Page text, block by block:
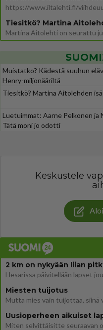
Muistatko? Kädestä suuhun
Henry-miljonääriltä
Tiesitkö? Martina Aitolehden
Luetuimmat: Aarne Pelkonen ja
Tätä moni jo odotti
Keskustele
2 km on nykyään liian
Miesten tuijotus